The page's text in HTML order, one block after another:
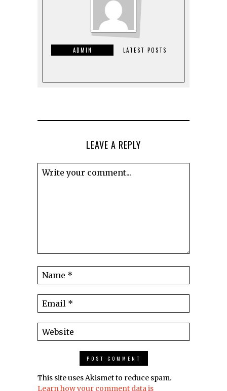
ADMIN LATEST POSTS
LEAVE A REPLY
This site uses Akismet to reduce spam.
Learn how your comment data is